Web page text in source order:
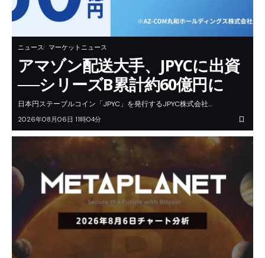
ニュース マーケットニュース
アマゾン配送大手、JPYCに出資
──シリーズB累計約60億円に
日本円ステーブルコイン「JPYC」を発行するJPYC株式会社…
2026年08月06日 11時04分